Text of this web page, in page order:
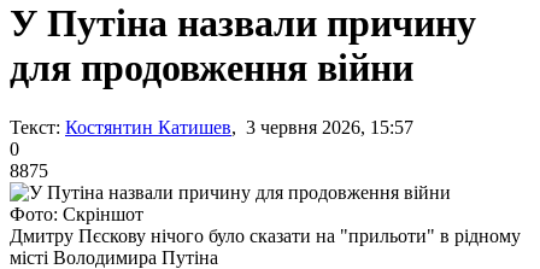
У Путіна назвали причину
для продовження війни
Текст: Костянтин Катишев, 3 червня 2026, 15:57
0
8875
Фото: Скріншот
Дмитру Пєскову нічого було сказати на "прильоти" в рідному
місті Володимира Путіна